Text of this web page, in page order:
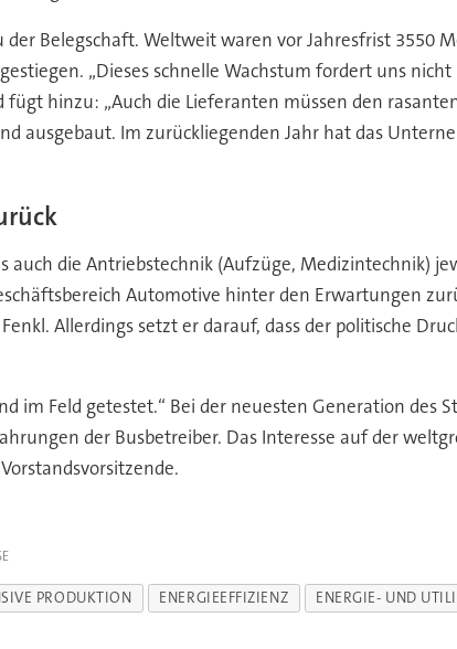
Belegschaft. Weltweit waren vor Jahresfrist 3550
„Dieses schnelle Wachstum fordert uns
hinzu: „Auch die Lieferanten müssen den
ausgebaut. Im zurückliegenden Jahr hat das
auch die Antriebstechnik (Aufzüge, Medizintechnik)
Automotive hinter den Erwartungen
Allerdings setzt er darauf, dass der politische
im Feld getestet.“ Bei der neuesten Generation des
der Busbetreiber. Das Interesse auf der
PRODUKTION ENERGIEEFFIZIENZ ENERGIE- UND